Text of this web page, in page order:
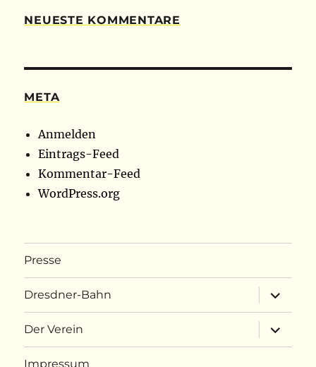
NEUESTE KOMMENTARE
META
Anmelden
Eintrags-Feed
Kommentar-Feed
WordPress.org
Presse
Dresdner-Bahn
anzeigen
Der Verein
anzeigen
Impressum